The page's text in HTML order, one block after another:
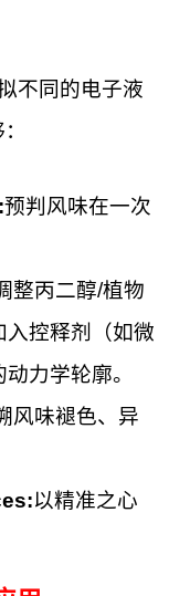
不同的电子液
预判风味在一次
整丙二醇/植物
控释剂（如微
力学轮廓。
风味褪色、异
以精准之心